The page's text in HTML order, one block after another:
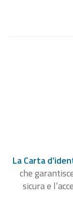
La Carta
che
sicura e